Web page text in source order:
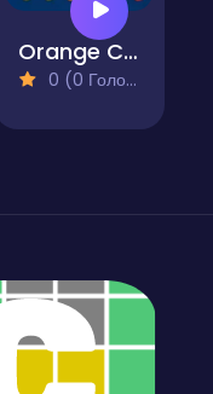
Orange Connect
0 (0 Голосів)